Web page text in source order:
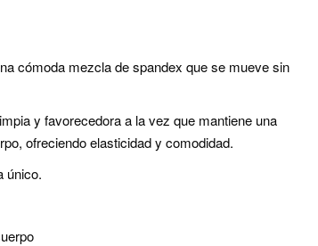
cómoda mezcla de spandex que se mueve sin
y favorecedora a la vez que mantiene una
ofreciendo elasticidad y comodidad.
único.